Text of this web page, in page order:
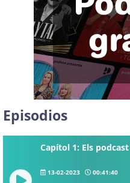
Episodios
Capítol 1: Els
13-02-2023 00:41:40